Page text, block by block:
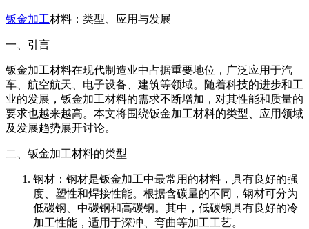
钣金加工材料：类型、应用与发展
一、引言
钣金加工材料在现代制造业中占据重要地位，广泛应用于汽
车、航空航天、电子设备、建筑等领域。随着科技的进步和工
业的发展，钣金加工材料的需求不断增加，对其性能和质量的
要求也越来越高。本文将围绕钣金加工材料的类型、应用领域
及发展趋势展开讨论。
二、钣金加工材料的类型
钢材：钢材是钣金加工中最常用的材料，具有良好的强
度、塑性和焊接性能。根据含碳量的不同，钢材可分为
低碳钢、中碳钢和高碳钢。其中，低碳钢具有良好的冷
加工性能，适用于深冲、弯曲等加工工艺。